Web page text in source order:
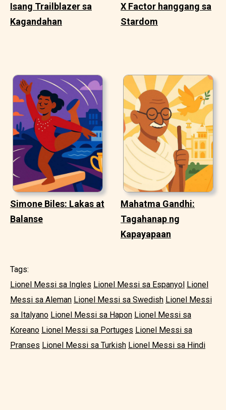
Isang Trailblazer sa
Kagandahan
X Factor hanggang sa
Stardom
Simone Biles: Lakas at
Balanse
Mahatma Gandhi:
Tagahanap ng
Kapayapaan
Tags:
Lionel Messi sa Ingles Lionel Messi sa Espanyol Lionel
Messi sa Aleman Lionel Messi sa Swedish Lionel Messi
sa Italyano Lionel Messi sa Hapon Lionel Messi sa
Koreano Lionel Messi sa Portuges Lionel Messi sa
Pranses Lionel Messi sa Turkish Lionel Messi sa Hindi